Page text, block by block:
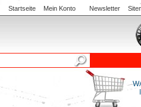
Startseite Mein Konto Newsletter